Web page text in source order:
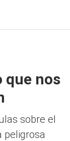
que nos
sobre el
peligrosa